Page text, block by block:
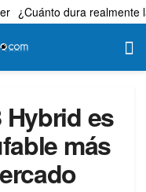
¿Cuánto dura realmente
Hybrid es
más